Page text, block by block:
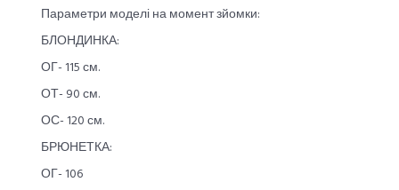
Параметри моделі на момент зйомки:
БЛОНДИНКА:
ОГ- 115 см.
ОТ- 90 см.
ОС- 120 см.
БРЮНЕТКА:
ОГ- 106